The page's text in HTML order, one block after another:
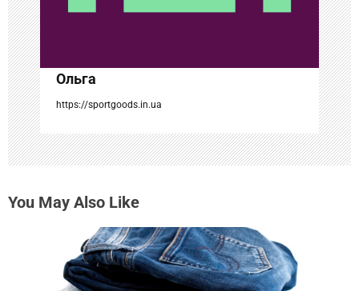
п
и
с
я
м
Ольга
https://sportgoods.in.ua
You May Also Like